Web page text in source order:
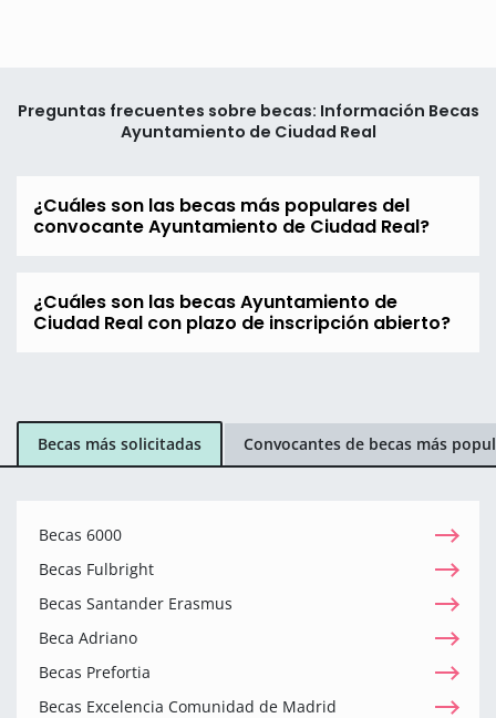
Preguntas frecuentes sobre becas: Información Becas
Ayuntamiento de Ciudad Real
¿Cuáles son las becas más populares del
convocante Ayuntamiento de Ciudad Real?
¿Cuáles son las becas Ayuntamiento de
Ciudad Real con plazo de inscripción abierto?
Becas más solicitadas Convocantes de becas más
Becas 6000
Becas Fulbright
Becas Santander Erasmus
Beca Adriano
Becas Prefortia
Becas Excelencia Comunidad de Madrid